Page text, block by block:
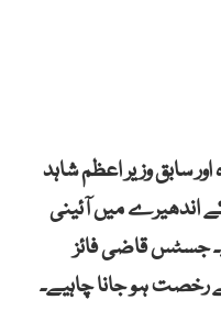
سابق وزیر اعظم شاہد
اندھیرے میں آئینی
جسٹس قاضی فائز
کے رخصت ہو جانا چاہیے۔